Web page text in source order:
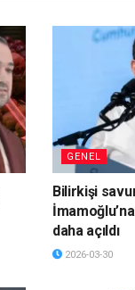
GENEL
Bilirkişi
daha açıldı
2026-03-30